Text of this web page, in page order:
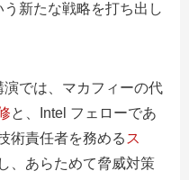
う新たな戦略を打ち出し
では、マカフィーの代
と、Intel フェローであ
術責任者を務める ス
、あらためて脅威対策